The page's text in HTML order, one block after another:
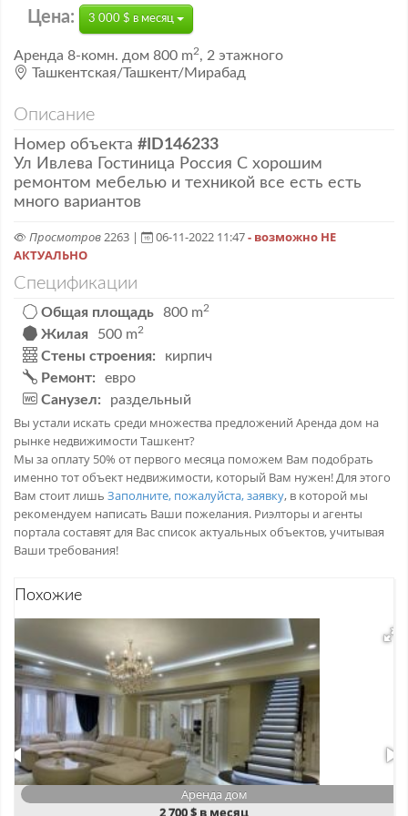
Цена: 3 000 $ в месяц
Аренда 8-комн. дом 800 m2, 2 этажного
Ташкентская/Ташкент/Мирабад
Описание
Номер объекта #ID146233
Ул Ивлева Гостиница Россия С хорошим
ремонтом мебелью и техникой все есть есть
много вариантов
Просмотров2263 | 06-11-2022 11:47- возможно НЕ
АКТУАЛЬНО
Спецификации
Общая площадь 800 m2
Жилая 500 m2
Стены строения:
кирпич
Ремонт:
евро
Санузел:
раздельный
Вы устали искать среди множества предложений Аренда дом на
рынке недвижимости Ташкент?
Мы за оплату 50% от первого месяца поможем Вам подобрать
именно тот объект недвижимости, который Вам нужен! Для этого
Вам стоит лишь Заполните, пожалуйста, заявку, в которой мы
рекомендуем написать Ваши пожелания. Риэлторы и агенты
портала составят для Вас список актуальных объектов, учитывая
Ваши требования!
Похожие
Аренда дом
2 700$ в месяц